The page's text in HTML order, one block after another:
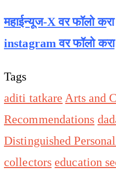
महाईन्यूज-X वर फॉलो क
instagram वर फॉलो करा
Tags
aditi tatkare Arts and
Recommendations
Distinguished
collectors education